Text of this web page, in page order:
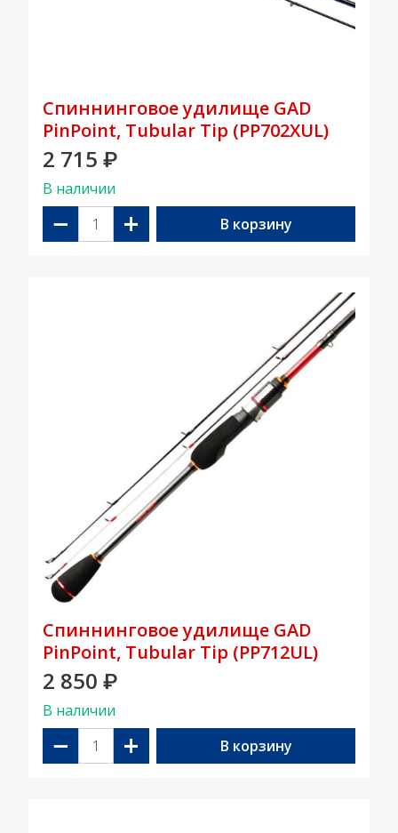
Спиннинговое удилище GAD
PinPoint, Tubular Tip (PP702XUL)
2 715 ₽
В наличии
− + В корзину
Спиннинговое удилище GAD
PinPoint, Tubular Tip (PP712UL)
2 850 ₽
В наличии
− + В корзину